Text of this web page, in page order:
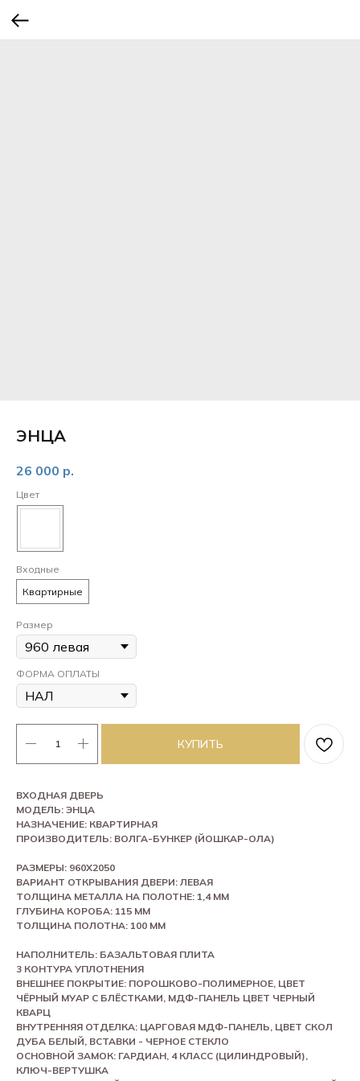
ЭНЦА
26 000 р.
Цвет
Входные
Квартирные
Размер
ФОРМА ОПЛАТЫ
КУПИТЬ
ВХОДНАЯ ДВЕРЬ
МОДЕЛЬ: ЭНЦА
НАЗНАЧЕНИЕ: КВАРТИРНАЯ
ПРОИЗВОДИТЕЛЬ: ВОЛГА-БУНКЕР (ЙОШКАР-ОЛА)
РАЗМЕРЫ: 960Х2050
ВАРИАНТ ОТКРЫВАНИЯ ДВЕРИ: ЛЕВАЯ
ТОЛЩИНА МЕТАЛЛА НА ПОЛОТНЕ: 1,4 ММ
ГЛУБИНА КОРОБА: 115 ММ
ТОЛЩИНА ПОЛОТНА: 100 ММ
НАПОЛНИТЕЛЬ: БАЗАЛЬТОВАЯ ПЛИТА
3 КОНТУРА УПЛОТНЕНИЯ
ВНЕШНЕЕ ПОКРЫТИЕ: ПОРОШКОВО-ПОЛИМЕРНОЕ, ЦВЕТ
ЧЁРНЫЙ МУАР С БЛЁСТКАМИ, МДФ-ПАНЕЛЬ ЦВЕТ ЧЕРНЫЙ
КВАРЦ
ВНУТРЕННЯЯ ОТДЕЛКА: ЦАРГОВАЯ МДФ-ПАНЕЛЬ, ЦВЕТ СКОЛ
ДУБА БЕЛЫЙ, ВСТАВКИ - ЧЕРНОЕ СТЕКЛО
ОСНОВНОЙ ЗАМОК: ГАРДИАН, 4 КЛАСС (ЦИЛИНДРОВЫЙ),
КЛЮЧ-ВЕРТУШКА